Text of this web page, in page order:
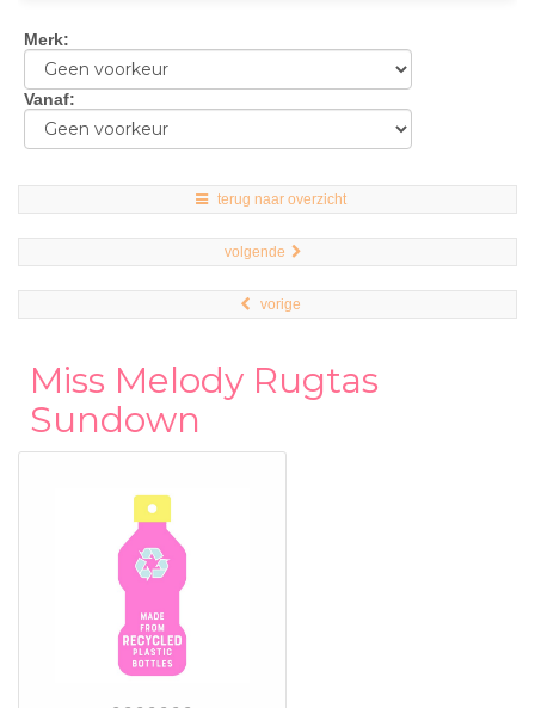
Merk:
Vanaf:
terug naar overzicht
volgende
vorige
Miss Melody Rugtas
Sundown